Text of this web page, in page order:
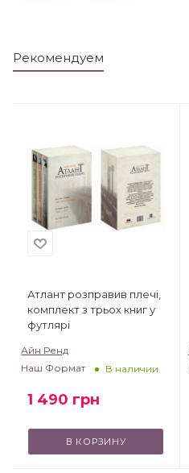
Рекомендуем
Атлант розправив плечі,
комплект з трьох книг у
футлярі
Айн Ренд
Наш Формат
В наличии
1 490 грн
В КОРЗИНУ